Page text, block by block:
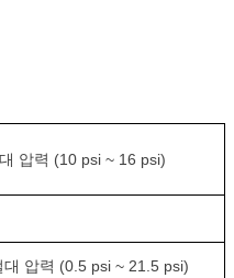
압력 (10 psi ~ 16 psi)
압력 (0.5 psi ~ 21.5 psi)